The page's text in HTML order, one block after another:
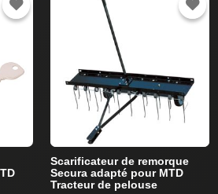
Scarificateur de remorque
Secura adapté pour MTD
Tracteur de pelouse